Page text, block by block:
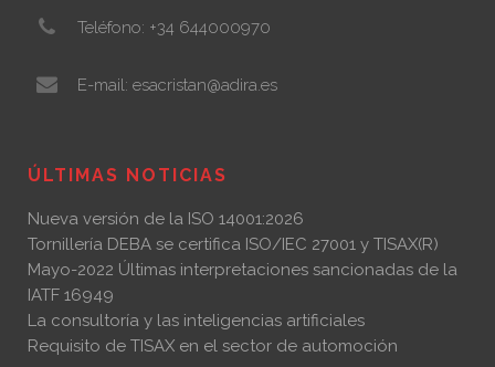
Teléfono: +34 644000970
E-mail: esacristan@adira.es
ÚLTIMAS NOTICIAS
Nueva versión de la ISO 14001:2026
Tornillería DEBA se certifica ISO/IEC 27001 y TISAX(R)
Mayo-2022 Últimas interpretaciones sancionadas de la
IATF 16949
La consultoría y las inteligencias artificiales
Requisito de TISAX en el sector de automoción